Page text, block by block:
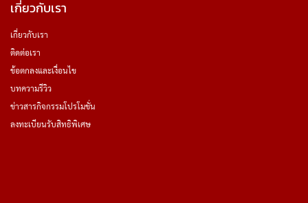
เกี่ยวกับเรา
เกี่ยวกับเรา
ติดต่อเรา
ข้อตกลงและเงื่อนไข
บทความรีวิว
ข่าวสารกิจกรรมโปรโมชั่น
ลงทะเบียนรับสิทธิพิเศษ